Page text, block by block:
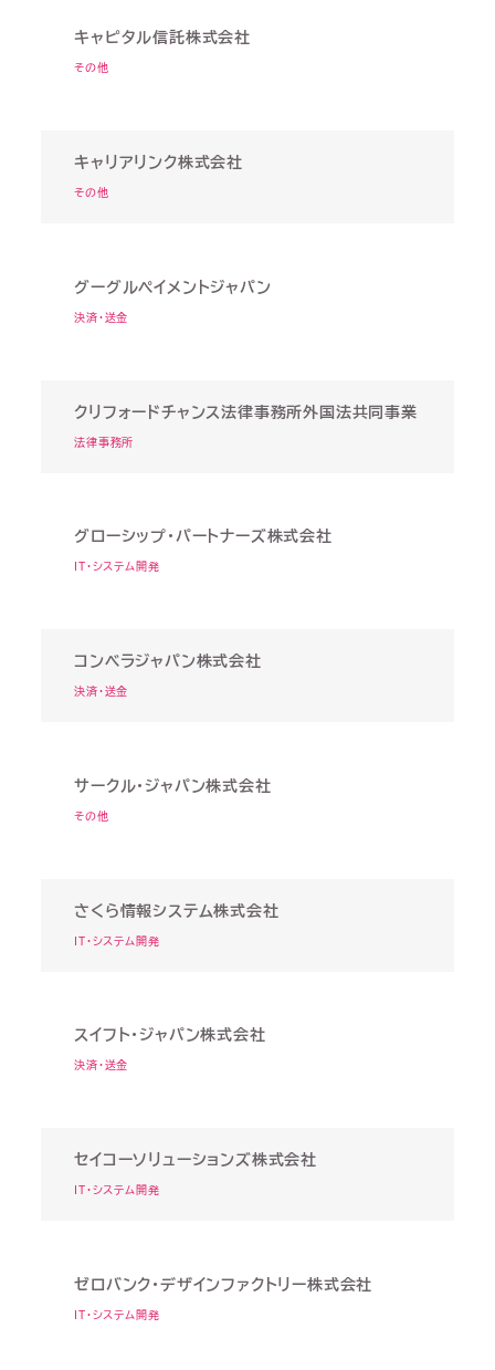
キャピタル信託株式会社
その他
キャリアリンク株式会社
その他
グーグルペイメントジャパン
決済・送金
クリフォードチャンス法律事務所外国法共同事業
法律事務所
グローシップ・パートナーズ株式会社
IT・システム開発
コンベラジャパン株式会社
決済・送金
サークル・ジャパン株式会社
その他
さくら情報システム株式会社
IT・システム開発
スイフト・ジャパン株式会社
決済・送金
セイコーソリューションズ株式会社
IT・システム開発
ゼロバンク・デザインファクトリー株式会社
IT・システム開発